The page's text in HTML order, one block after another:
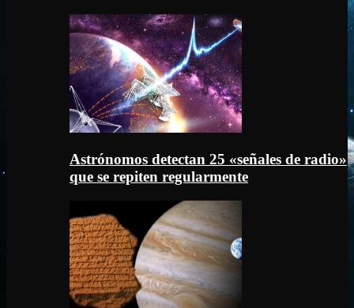
Astrónomos detectan 25 «señales de radio»
que se repiten regularmente